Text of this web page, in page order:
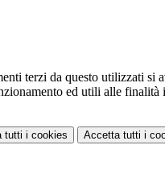
terzi da questo utilizzati si
ed utili alle finalità
tutti i cookies Accetta tutti i